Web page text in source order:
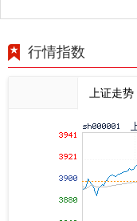
行情指数
上证走势